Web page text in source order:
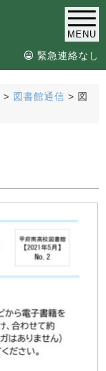
MENU
緊急連絡なし
> 図書館通信 > 図